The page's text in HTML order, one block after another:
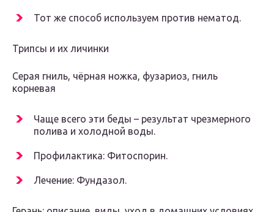
Тот же способ используем против нематод.
Трипсы и их личинки
Серая гниль, чёрная ножка, фузариоз, гниль
корневая
Чаще всего эти беды – результат чрезмерного
полива и холодной воды.
Профилактика: Фитоспорин.
Лечение: Фундазол.